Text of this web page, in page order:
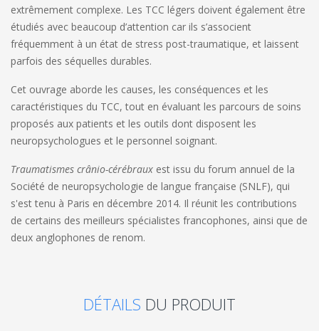
extrêmement complexe. Les TCC légers doivent également être
étudiés avec beaucoup d’attention car ils s’associent
fréquemment à un état de stress post-traumatique, et laissent
parfois des séquelles durables.
Cet ouvrage aborde les causes, les conséquences et les
caractéristiques du TCC, tout en évaluant les parcours de soins
proposés aux patients et les outils dont disposent les
neuropsychologues et le personnel soignant.
Traumatismes crânio-cérébraux est issu du forum annuel de la
Société de neuropsychologie de langue française (SNLF), qui
s'est tenu à Paris en décembre 2014. Il réunit les contributions
de certains des meilleurs spécialistes francophones, ainsi que de
deux anglophones de renom.
DÉTAILS DU PRODUIT